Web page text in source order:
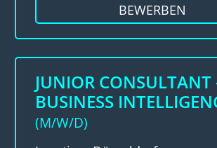
BEWERBEN
JUNIOR CONSULTANT
BUSINESS
(M/W/D)